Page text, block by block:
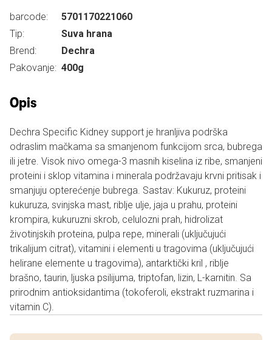
barcode:
5701170221060
Tip:
Suva hrana
Brend:
Dechra
Pakovanje: 400g
Opis
Dechra Specific Kidney support je hranljiva podrška
odraslim mačkama sa smanjenom funkcijom srca, bubrega
ili jetre. Visok nivo omega-3 masnih kiselina iz ribe, smanjeni
proteini i sklop vitamina i minerala podržavaju krvni pritisak i
smanjuju opterećenje bubrega. Sastav: Kukuruz, proteini
kukuruza, svinjska mast, riblje ulje, jaja u prahu, proteini
krompira, kukuruzni skrob, celulozni prah, hidrolizat
životinjskih proteina, pulpa repe, minerali (uključujući
trikalijum citrat), vitamini i elementi u tragovima (uključujući
helirane elemente u tragovima), antarktički kril , riblje
brašno, taurin, ljuska psilijuma, triptofan, lizin, L-karnitin. Sa
prirodnim antioksidantima (tokoferoli, ekstrakt ruzmarina i
vitamin C).